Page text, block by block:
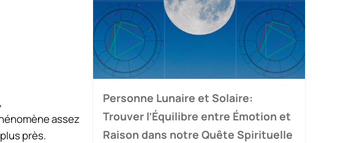
assez
près.
Personne Lunaire et Solaire:
Trouver l’Équilibre entre Émotion et
Raison dans notre Quête Spirituelle